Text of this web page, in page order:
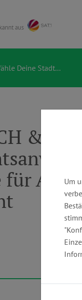
aus
&
für
Um